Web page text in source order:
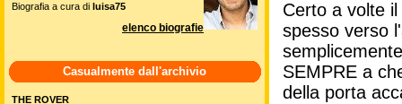
Certo a volte
spesso verso
SEMPRE a
della porta
Biografia a cura di luisa75
elenco biografie
Casualmente dall'archivio
THE ROVER